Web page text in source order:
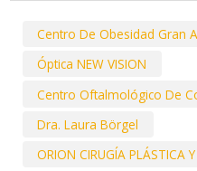
Centro De Obesidad Gran
Óptica NEW VISION
Centro Oftalmológico De
Dra. Laura Börgel
ORION CIRUGÍA PLÁSTICA